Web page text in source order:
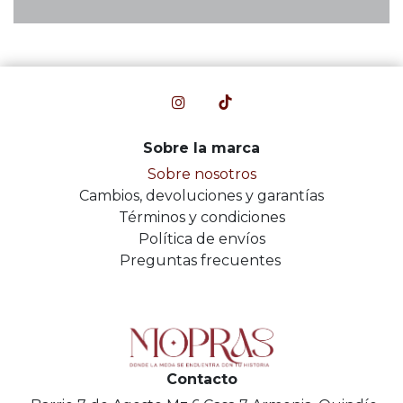
Sobre la marca
Sobre nosotros
Cambios, devoluciones y garantías
Términos y condiciones
Política de envíos
Preguntas frecuentes
Contacto